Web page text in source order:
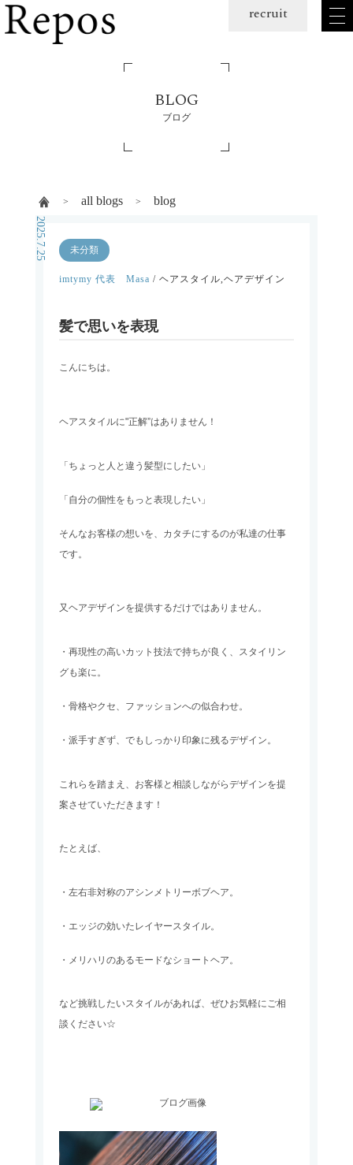
ニュー
を
recruit
BLOG
ブログ
all blogs blog
未分類
imtymy 代表 Masa / ヘアスタイル,ヘアデザイン
髪で思いを表現
2025.7.25
こんにちは。
ヘアスタイルに"正解”はありません！
「ちょっと人と違う髪型にしたい」
「自分の個性をもっと表現したい」
そんなお客様の想いを、カタチにするのが私達の仕事
です。
又ヘアデザインを提供するだけではありません。
・再現性の高いカット技法で持ちが良く、スタイリン
グも楽に。
・骨格やクセ、ファッションへの似合わせ。
・派手すぎず、でもしっかり印象に残るデザイン。
これらを踏まえ、お客様と相談しながらデザインを提
案させていただきます！
たとえば、
・左右非対称のアシンメトリーボブヘア。
・エッジの効いたレイヤースタイル。
・メリハリのあるモードなショートヘア。
など挑戦したいスタイルがあれば、ぜひお気軽にご相
談ください☆